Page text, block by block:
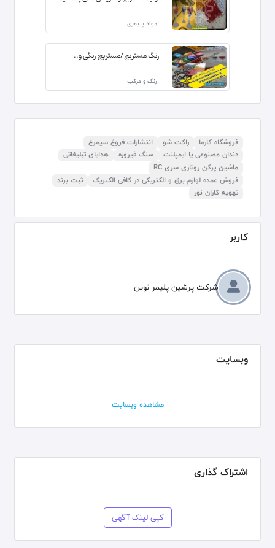
مواد پلیمری
رنگ مستربچ/مستربچ رنگی و..
رنگ و مرکب
فروشگاه کارما راکت شو
انتشارات فروغ سیمرغ
دندان مصنوعی یا ایمپلنت
سنگ فیروزه
هدایای تبلیغاتی
ماشین پرکن روتاری سری RC
فروش عمده لوازم برق و الکتریکی در کافی الکتریک
ثبت برند
تهویه کاران نور
کاربر
شرکت پرشین پلیمر نوین
وبسایت
مشاهده وبسایت
اشتراک گذاری
کپی لینک آگهی